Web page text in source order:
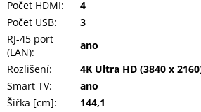
Počet HDMI:
4
Počet USB:
3
RJ-45 port
(LAN):
ano
Rozlišení:
4K Ultra HD (3840 x
Smart TV:
ano
Šířka [cm]:
144,1